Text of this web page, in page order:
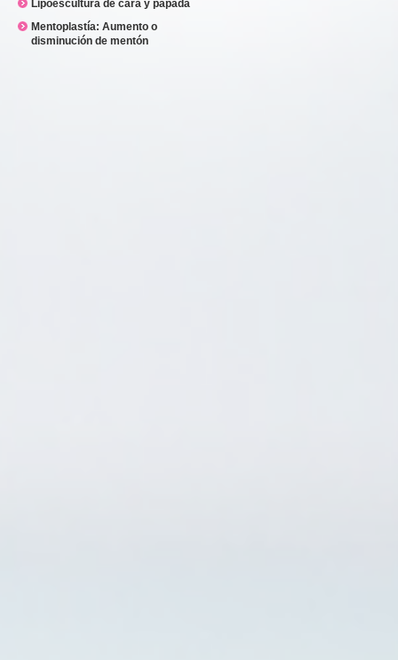
Lipoescultura de cara y papada
Mentoplastía: Aumento o
disminución de mentón